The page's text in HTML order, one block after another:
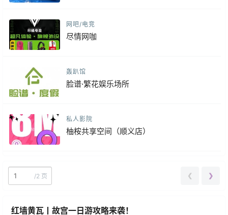
网吧/电竞
尽情网咖
轰趴馆
脸谱·繁花娱乐场所
私人影院
柚桉共享空间（顺义店）
/2 页 ❮ ❯
红墙黄瓦丨故宫一日游攻略来袭！